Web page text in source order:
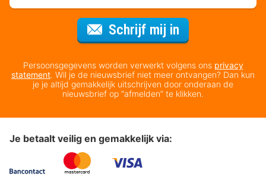
Schrijf mij in
Persoonsgegevens worden verwerkt volgens ons privacy
statement. Wil je de nieuwsbrief niet meer ontvangen? Dan kun
je je altijd gemakkelijk uitschrijven door onderaan de
nieuwsbrief op “afmelden” te klikken.
Je betaalt veilig en gemakkelijk via: